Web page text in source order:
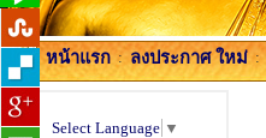
หน้าแรก : ลงประกาศ ใหม่ :
Select Language ▼